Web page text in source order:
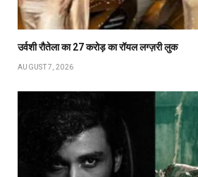
उर्वशी रौतेला का ₹27 करोड़ का रॉयल लग्ज़री लुक
AUGUST 7, 2026